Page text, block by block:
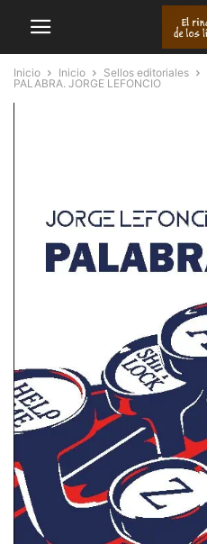
Inicio Inicio Sellos editoriales
PALABRA. JORGE LEFONCIO